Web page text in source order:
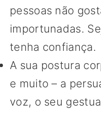
pessoas não
importunadas.
tenha confiança.
A sua postura
e muito – a
voz, o seu